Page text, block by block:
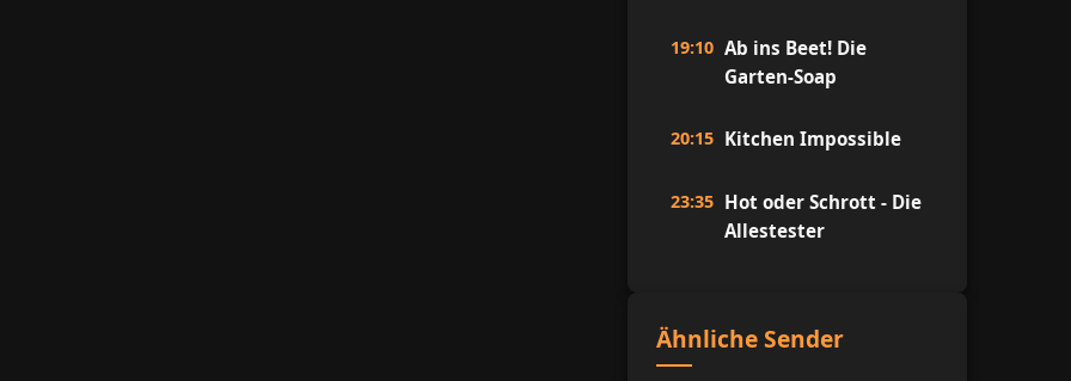
19:10 Ab ins Beet! Die
Garten-Soap
20:15 Kitchen Impossible
23:35 Hot oder Schrott - Die
Allestester
Ähnliche Sender